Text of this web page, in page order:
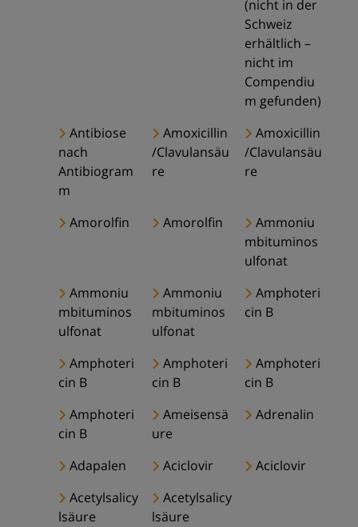
(nicht in der
Schweiz
erhältlich –
nicht im
Compendiu
m gefunden)
Antibiose
nach
Antibiogram
m
Amoxicillin
/Clavulansäu
re
Amoxicillin
/Clavulansäu
re
Amorolfin Amorolfin
Ammoniu
mbituminos
ulfonat
Ammoniu
mbituminos
ulfonat
Ammoniu
mbituminos
ulfonat
Amphoteri
cin B
Amphoteri
cin B
Amphoteri
cin B
Amphoteri
cin B
Amphoteri
cin B
Ameisensä
ure
Adrenalin
Adapalen Aciclovir
Aciclovir
Acetylsalicy
lsäure
Acetylsalicy
lsäure